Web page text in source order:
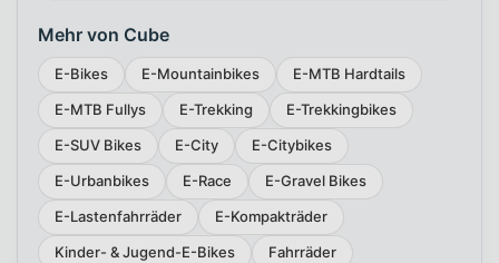
Mehr von Cube
E-Bikes E-Mountainbikes
E-MTB Hardtails
E-MTB Fullys
E-Trekking
E-Trekkingbikes
E-SUV Bikes
E-City
E-Citybikes
E-Urbanbikes
E-Race
E-Gravel Bikes
E-Lastenfahrräder
E-Kompakträder
Kinder- & Jugend-E-Bikes
Fahrräder